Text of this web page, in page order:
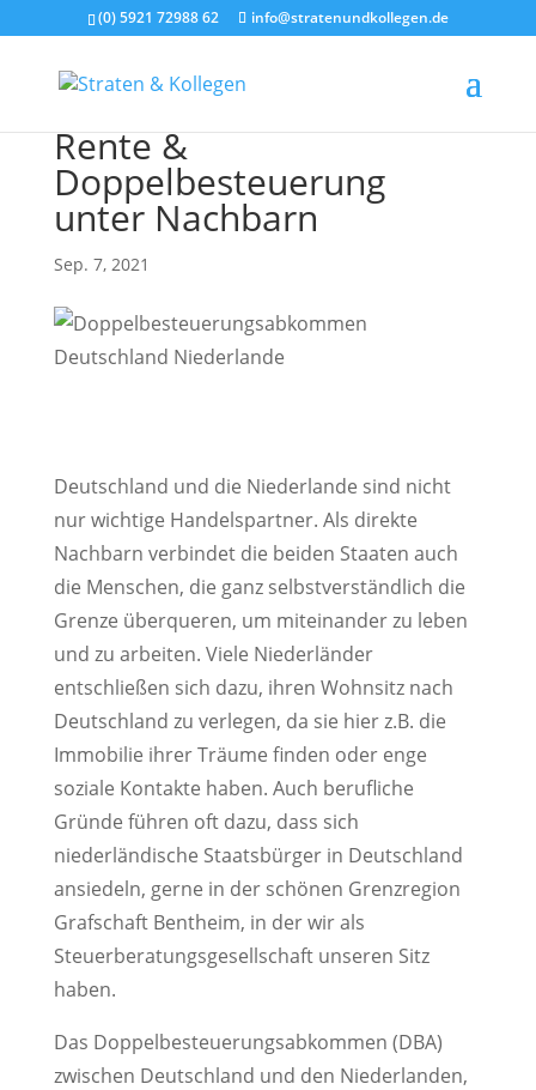
(0) 5921 72988 62 info@stratenundkollegen.de
Rente &
Doppelbesteuerung
unter Nachbarn
Sep. 7, 2021
Deutschland und die Niederlande sind nicht
nur wichtige Handelspartner. Als direkte
Nachbarn verbindet die beiden Staaten auch
die Menschen, die ganz selbstverständlich die
Grenze überqueren, um miteinander zu leben
und zu arbeiten. Viele Niederländer
entschließen sich dazu, ihren Wohnsitz nach
Deutschland zu verlegen, da sie hier z.B. die
Immobilie ihrer Träume finden oder enge
soziale Kontakte haben. Auch berufliche
Gründe führen oft dazu, dass sich
niederländische Staatsbürger in Deutschland
ansiedeln, gerne in der schönen Grenzregion
Grafschaft Bentheim, in der wir als
Steuerberatungsgesellschaft unseren Sitz
haben.
Das Doppelbesteuerungsabkommen (DBA)
zwischen Deutschland und den Niederlanden,